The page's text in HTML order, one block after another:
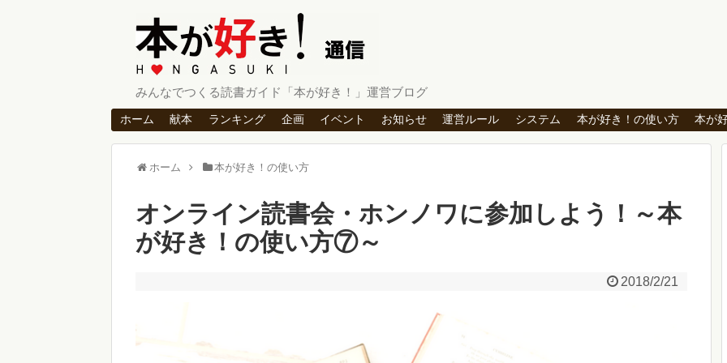
みんなでつくる読書ガイド「本が好き！」運営ブログ
ホーム 献本 ランキング 企画 イベント お知らせ 運営ルール システム 本が好き！の使い方 本が
ホーム 本が好き！の使い方
オンライン読書会・ホンノワに参加しよう！～本
が好き！の使い方⑦～
2018/2/21